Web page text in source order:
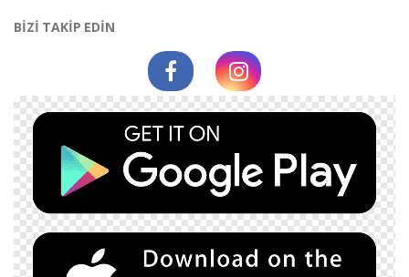
BİZİ TAKİP EDİN